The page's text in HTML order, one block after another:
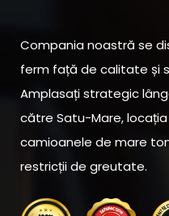
Compania noastră se
ferm față de calitate și
Amplasați strategic
către Satu-Mare,
camioanele de mare
restricții de greutate.